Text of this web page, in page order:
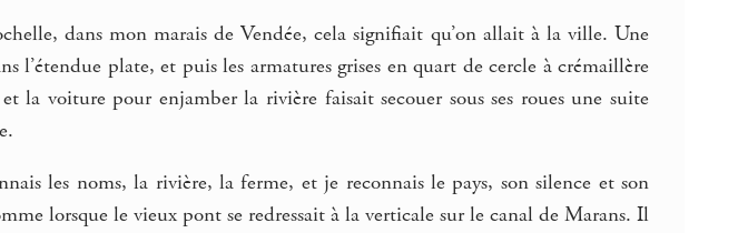
dans mon marais de Vendée, cela signifiait qu’on allait à la ville. Une
l’étendue plate, et puis les armatures grises en quart de cercle à crémaillère
la voiture pour enjamber la rivière faisait secouer sous ses roues une suite
les noms, la rivière, la ferme, et je reconnais le pays, son silence et son
lorsque le vieux pont se redressait à la verticale sur le canal de Marans. Il